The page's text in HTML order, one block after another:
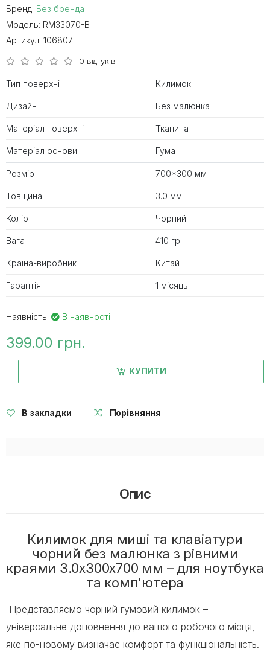
Бренд: Без бренда
Модель: RM33070-B
Артикул: 106807
0 відгуків
Тип поверхні Килимок
Дизайн Без малюнка
Матеріал поверхні Тканина
Матеріал основи Гума
Розмір 700*300 мм
Товщина 3.0 мм
Колір Чорний
Вага 410 гр
Країна-виробник Китай
Гарантія 1 місяць
Наявність: В наявності
399.00 грн.
КУПИТИ
В закладки Порівняння
Опис
Килимок для миші та клавіатури
чорний без малюнка з рівними
краями 3.0х300х700 мм – для ноутбука
та комп'ютера
Представляємо чорний гумовий килимок –
універсальне доповнення до вашого робочого місця,
яке по-новому визначає комфорт та функціональність.